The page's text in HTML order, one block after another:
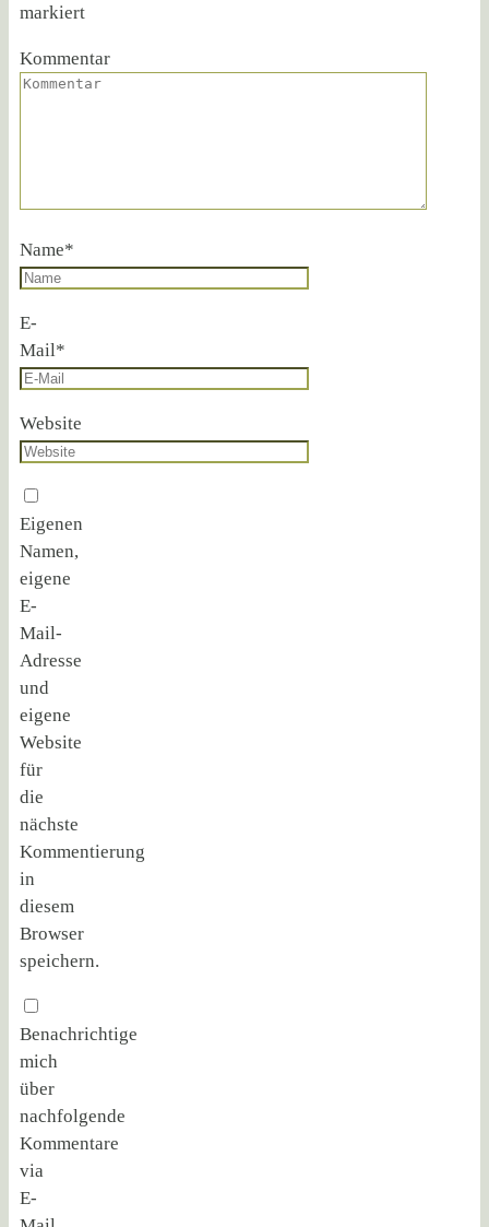
markiert
Kommentar
Name*
E-
Mail*
Website
Eigenen
Namen,
eigene
E-
Mail-
Adresse
und
eigene
Website
für
die
nächste
Kommentierung
in
diesem
Browser
speichern.
Benachrichtige
mich
über
nachfolgende
Kommentare
via
E-